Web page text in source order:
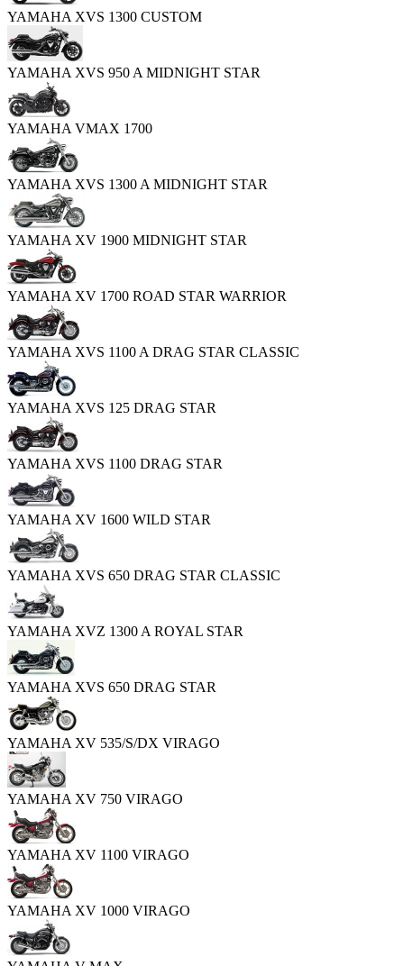
YAMAHA XVS 1300 CUSTOM
YAMAHA XVS 950 A MIDNIGHT STAR
YAMAHA VMAX 1700
YAMAHA XVS 1300 A MIDNIGHT STAR
YAMAHA XV 1900 MIDNIGHT STAR
YAMAHA XV 1700 ROAD STAR WARRIOR
YAMAHA XVS 1100 A DRAG STAR CLASSIC
YAMAHA XVS 125 DRAG STAR
YAMAHA XVS 1100 DRAG STAR
YAMAHA XV 1600 WILD STAR
YAMAHA XVS 650 DRAG STAR CLASSIC
YAMAHA XVZ 1300 A ROYAL STAR
YAMAHA XVS 650 DRAG STAR
YAMAHA XV 535/S/DX VIRAGO
YAMAHA XV 750 VIRAGO
YAMAHA XV 1100 VIRAGO
YAMAHA XV 1000 VIRAGO